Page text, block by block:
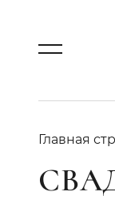
Главная